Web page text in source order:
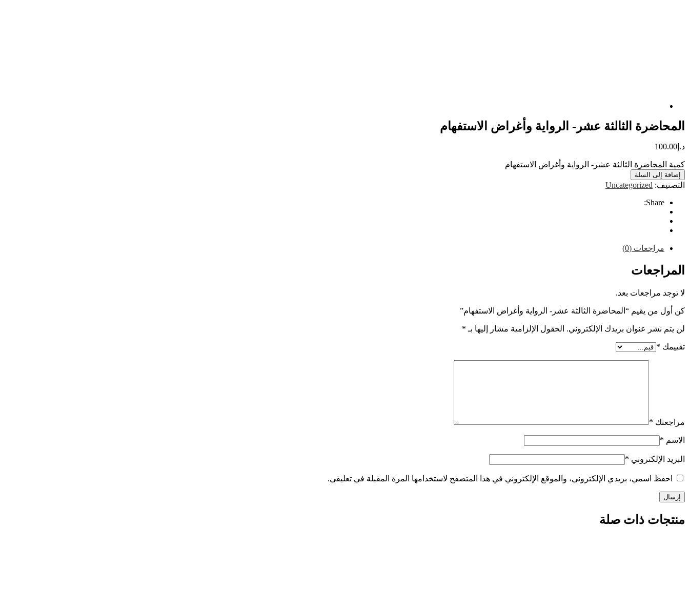
المحاضرة الثالثة عشر- الرواية وأغراض الاستفهام
د.إ 100.00
كمية المحاضرة الثالثة عشر- الرواية وأغراض الاستفهام
إضافة إلى السلة
التصنيف: Uncategorized
Share:
مراجعات (0)
المراجعات
لا توجد مراجعات بعد.
كن أول من يقيم “المحاضرة الثالثة عشر- الرواية وأغراض الاستفهام”
لن يتم نشر عنوان بريدك الإلكتروني. الحقول الإلزامية مشار إليها بـ *
تقييمك *
مراجعتك *
الاسم *
البريد الإلكتروني *
احفظ اسمي، بريدي الإلكتروني، والموقع الإلكتروني في هذا المتصفح لاستخدامها المرة المقبلة في تعليقي.
منتجات ذات صلة